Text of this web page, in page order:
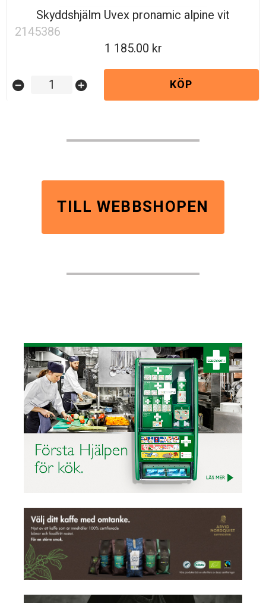
Skyddshjälm Uvex pronamic alpine vit
2145386
1 185.00
remove_circle add_circle KÖP
TILL WEBBSHOPEN